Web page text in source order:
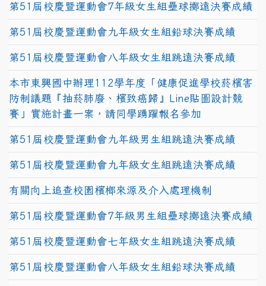
第51屆校慶暨運動會7年級女生組壘球擲遠決賽成績
第51屆校慶暨運動會九年級女生組鉛球決賽成績
第51屆校慶暨運動會八年級女生組跳遠決賽成績
本市東興國中辦理112學年度「健康促進學校菸檳害
防制議題『抽菸肺廢、檳致癌歸』Line貼圖設計競
賽」實施計畫一案，請同學踴躍報名參加
第51屆校慶暨運動會九年級男生組跳遠決賽成績
第51屆校慶暨運動會九年級女生組跳遠決賽成績
有關向上追查校園檳榔來源及介入處理機制
第51屆校慶暨運動會7年級男生組壘球擲遠決賽成績
第51屆校慶暨運動會七年級女生組跳遠決賽成績
第51屆校慶暨運動會八年級女生組鉛球決賽成績